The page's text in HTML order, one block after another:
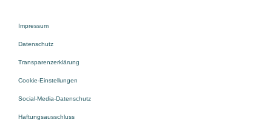
Impressum
Datenschutz
Transparenzerklärung
Cookie-Einstellungen
Social-Media-Datenschutz
Haftungsausschluss